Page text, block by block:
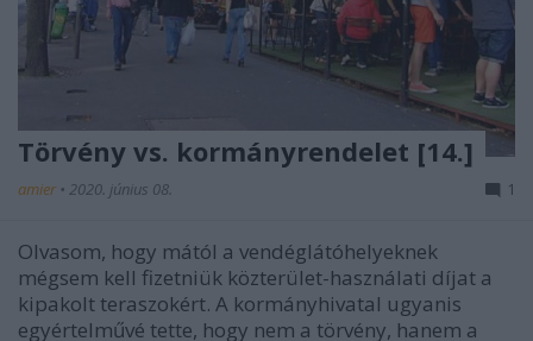
Törvény vs. kormányrendelet [14.]
amier • 2020. június 08. 1
Olvasom, hogy mától a vendéglátóhelyeknek
mégsem kell fizetniük közterület-használati díjat a
kipakolt teraszokért. A kormányhivatal ugyanis
egyértelművé tette, hogy nem a törvény, hanem a